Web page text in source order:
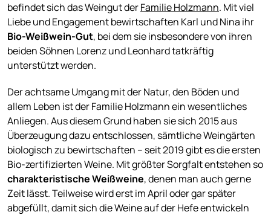
befindet sich das Weingut derFamilie Holzmann. Mit viel
Liebe und Engagement bewirtschaften Karl und Nina ihr
Bio-Weißwein-Gut, bei dem sie insbesondere von ihren
beiden Söhnen Lorenz und Leonhard tatkräftig
unterstützt werden.
Der achtsame Umgang mit der Natur, den Böden und
allem Leben ist der Familie Holzmann ein wesentliches
Anliegen. Aus diesem Grund haben sie sich 2015 aus
Überzeugung dazu entschlossen, sämtliche Weingärten
biologisch zu bewirtschaften – seit 2019 gibt es die ersten
Bio-zertifizierten Weine. Mit größter Sorgfalt entstehen so
charakteristische Weißweine, denen man auch gerne
Zeit lässt. Teilweise wird erst im April oder gar später
abgefüllt, damit sich die Weine auf der Hefe entwickeln